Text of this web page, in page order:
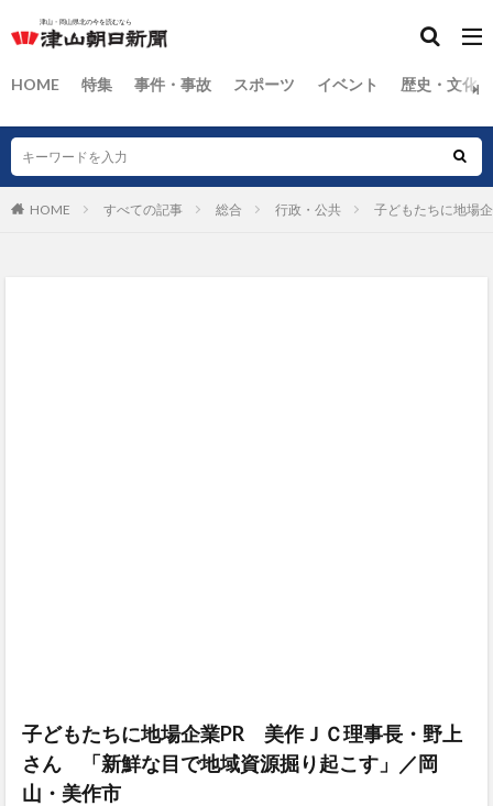
HOME 特集 事件・事故 スポーツ イベント 歴史・文化
HOME すべての記事 総合 行政・公共 子どもたちに地場
子どもたちに地場企業PR 美作ＪＣ理事長・野上
さん 「新鮮な目で地域資源掘り起こす」／岡
山・美作市